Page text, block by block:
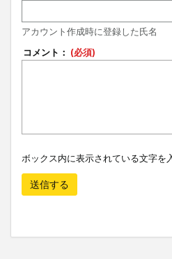
アカウント作成時に登録した氏名
コメント： (必須)
ボックス内に表示されている文字を
送信する